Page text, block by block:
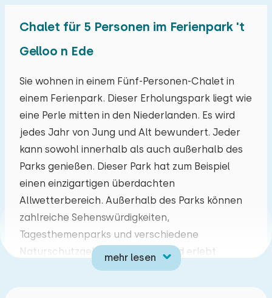
Chalet für 5 Personen im Ferienpark 't
Gelloo n Ede
Sie wohnen in einem Fünf-Personen-Chalet in
einem Ferienpark. Dieser Erholungspark liegt wie
eine Perle mitten in den Niederlanden. Es wird
jedes Jahr von Jung und Alt bewundert. Jeder
kann sowohl innerhalb als auch außerhalb des
Parks genießen. Dieser Park hat zum Beispiel
einen einzigartigen überdachten
Allwetterbereich. Außerhalb des Parks können
zahlreiche Sehenswürdigkeiten,
Tagesthemenparks und verschiedene
Naturschutzgebiete entdeckt und erlebt
werden. In der Umgebung können Sie Rad fahren
und wandern.
mehr lesen
August 2026
Mo Di Mi Do Fr Sa So
27 28 29 30 31 01 02
03 04 05 06 07 08 09
10 11 12 13 14 15 16
17 18 19 20 21 22